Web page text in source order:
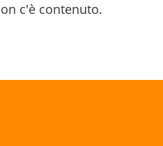
c'è contenuto.